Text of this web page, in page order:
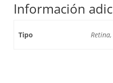
Información
Tipo